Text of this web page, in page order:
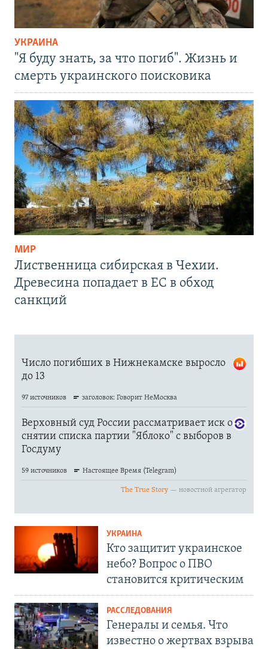
УКРАИНА
"Я буду знать, за что погиб". Жизнь и
смерть украинского поисковика
МИР
Лиственница сибирская в Чехии.
Древесина попадает в ЕС в обход
санкций
УКРАИНА
Кто защитит украинское
небо? Вопрос о ПВО
становится критическим
РАССЛЕДОВАНИЯ
Генералы и семья. Что
известно о жертвах взрыва